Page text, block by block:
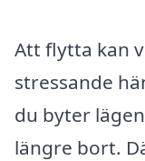
Att flytta kan
stressande
du byter
längre bort.